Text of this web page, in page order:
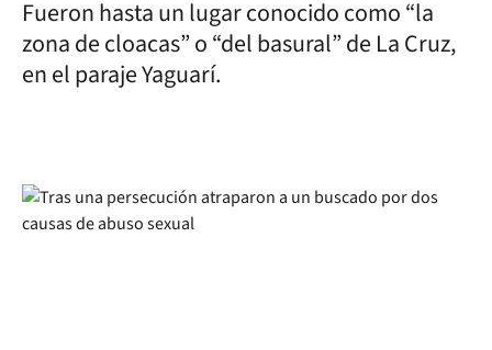
Fueron hasta un lugar conocido como “la
zona de cloacas” o “del basural” de La Cruz,
en el paraje Yaguarí.